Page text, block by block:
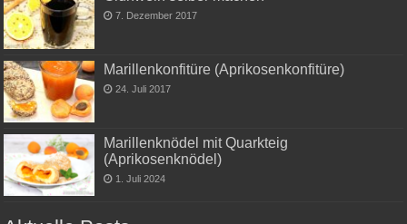
7. Dezember 2017
Marillenkonfitüre (Aprikosenkonfitüre)
24. Juli 2017
Marillenknödel mit Quarkteig
(Aprikosenknödel)
1. Juli 2024